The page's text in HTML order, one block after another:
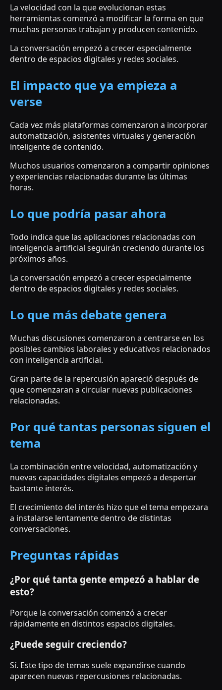
La velocidad con la que evolucionan estas
herramientas comenzó a modificar la forma en que
muchas personas trabajan y producen contenido.
La conversación empezó a crecer especialmente
dentro de espacios digitales y redes sociales.
El impacto que ya empieza a
verse
Cada vez más plataformas comenzaron a incorporar
automatización, asistentes virtuales y generación
inteligente de contenido.
Muchos usuarios comenzaron a compartir opiniones
y experiencias relacionadas durante las últimas
horas.
Lo que podría pasar ahora
Todo indica que las aplicaciones relacionadas con
inteligencia artificial seguirán creciendo durante los
próximos años.
La conversación empezó a crecer especialmente
dentro de espacios digitales y redes sociales.
Lo que más debate genera
Muchas discusiones comenzaron a centrarse en los
posibles cambios laborales y educativos relacionados
con inteligencia artificial.
Gran parte de la repercusión apareció después de
que comenzaran a circular nuevas publicaciones
relacionadas.
Por qué tantas personas siguen el
tema
La combinación entre velocidad, automatización y
nuevas capacidades digitales empezó a despertar
bastante interés.
El crecimiento del interés hizo que el tema empezara
a instalarse lentamente dentro de distintas
conversaciones.
Preguntas rápidas
¿Por qué tanta gente empezó a hablar de
esto?
Porque la conversación comenzó a crecer
rápidamente en distintos espacios digitales.
¿Puede seguir creciendo?
Sí. Este tipo de temas suele expandirse cuando
aparecen nuevas repercusiones relacionadas.